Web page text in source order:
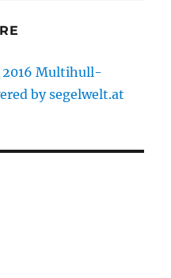
2016 Multihull-
by segelwelt.at